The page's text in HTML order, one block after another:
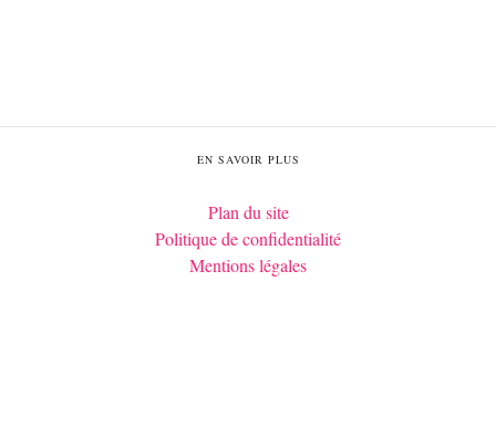
EN SAVOIR PLUS
Plan du site
Politique de confidentialité
Mentions légales